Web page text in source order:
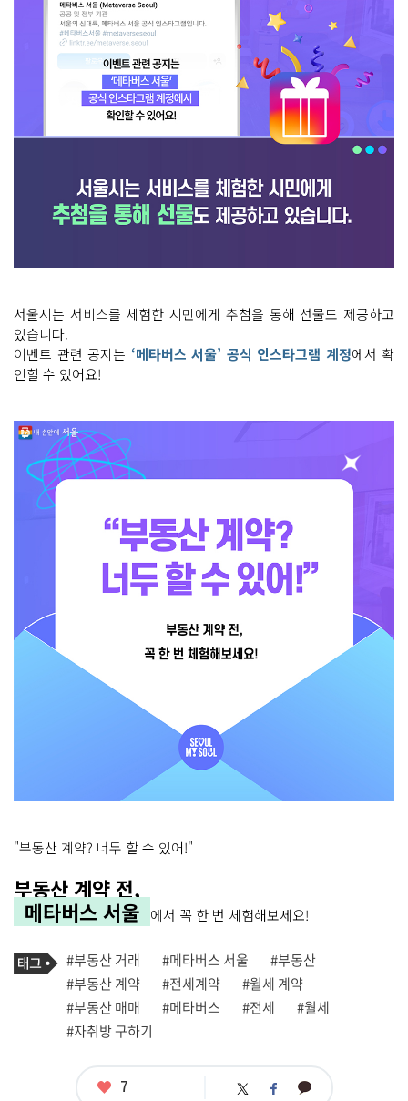
서울시는 서비스를 체험한 시민에게 추첨을 통해 선물도 제공하고
있습니다.
이벤트 관련 공지는 ‘메타버스 서울’ 공식 인스타그램 계정에서 확
인할 수 있어요!
"부동산 계약? 너두 할 수 있어!"
부동산 계약 전,
메타버스 서울
에서 꼭 한 번 체험해보세요!
기
사
관
련
태
그
태
그
#부동산 거래 #메타버스 서울
#부동산
#부동산 계약
#전세계약
#월세 계약
#부동산 매매
#메타버스 #전세
#월세
#자취방 구하기
좋
7 트 페 카